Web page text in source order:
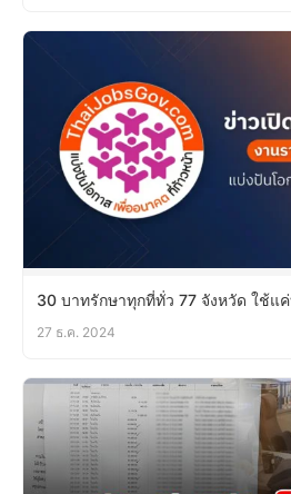
30 บาทรักษาทุกที่ทั่ว 77 จังหวัด ใช้แ
27 ธ.ค. 2024